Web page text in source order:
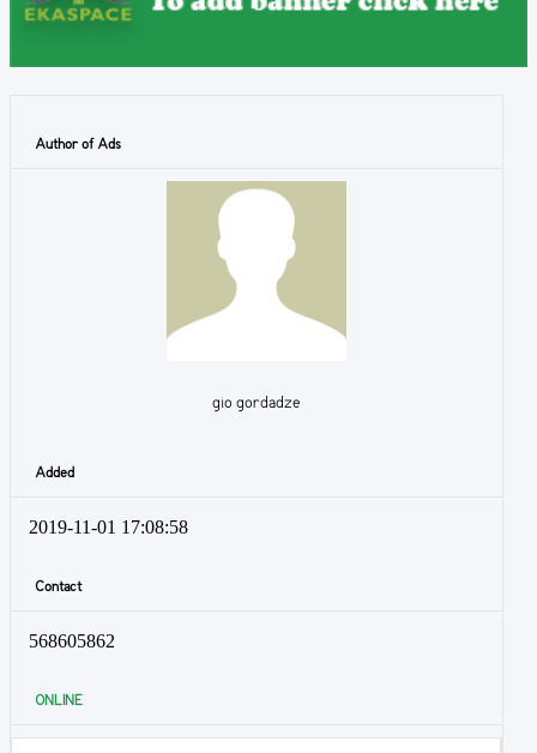
Author of Ads
gio gordadze
Added
2019-11-01 17:08:58
Contact
568605862
ONLINE